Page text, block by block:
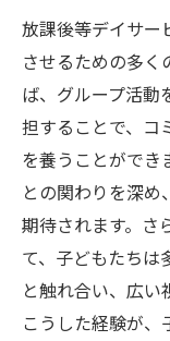
地域資
地域団
放課後等デ
ちの未来
将来に
自己表
子ども
社会性
多様な
放課後等デイサー
させるための多く
ば、グループ活動
担することで、コ
を養うことができ
との関わりを深
期待されます。さ
て、子どもたちは
と触れ合い、広い
こうした経験が